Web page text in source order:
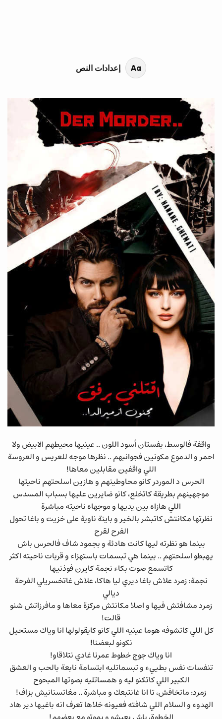
واقفة فالوسط، بفستان أسود اللون .. عينيها محيطهم الابيض ولا
احمر و الدموع مكونين فجوانبهم .. نظرها موجه للعريس و العروسة
اللي واقفين مقابلين معاها!
الحرس د الموردر كانو محاوطينهم و هازين اسلحتهم ناحيتها
موجهينهم بطريقة كاتخلع، كانو ضايرين عليها بسباب المسدس
اللي هازاه بين يديها و موجهاه ناحيته مباشرة
نظرتها مكانتش كاتبشر بالخير و باينة ناوية على خزيت و باغا تحول
الفرح لقرح
بينما هو نظرته ليها كانت هادئة و بجمود شاف فالحرس باش
يهبطو اسلحتهم .. بينما هي تبسمات باستهزاء و قربات ناحيته اكثر
كاتسمع صوت بكاء نجمة كايرن فوذنيها
نجمة: زمرد علاش باغا ديري ليا هاكا، علاش غاتخسريلي الفرحة
ديالي
زمرد مشافتش فيها و اصلا مكانتش مركزة معاها و مافرزاتش شنو
قالت!
كل اللي كاتشوفه هوما عينيه اللي كانو كايقولولها انا وياك مستحيل
نكونو لبعضنا!
انا وياك جوج خطوط عمرنا غادي نتلاقاو!
تنفسات نفس بطييء و تبسماتليه ابتسامة نابعة بالحب و العشق
الكبير اللي كاتكنو ليه و همساتليه بصوتها المبحوح
زمرد: ماتخافش، تا انا غانتبعك و مباشرة .. مغاتسنانيش بزاف!
الهدوء و السلام اللي شافته فعيونه خلاها تعرف انه باغيها دير هاد